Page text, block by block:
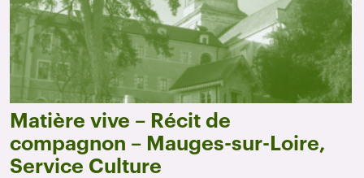
Matière vive – Récit de
compagnon – Mauges-sur-Loire,
Service Culture